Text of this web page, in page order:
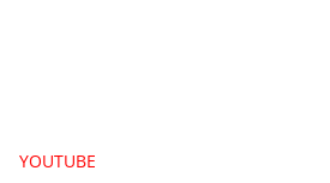
YOUTUBE